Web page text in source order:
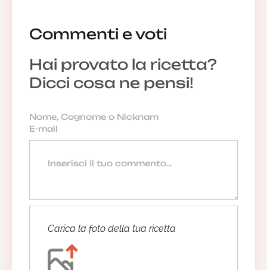
Commenti e voti
Hai provato la ricetta?
Dicci cosa ne pensi!
Carica la foto della tua ricetta
Anonimo
25/11/2022 10:17:45
Anonimo
15/04/2021 13:08:46